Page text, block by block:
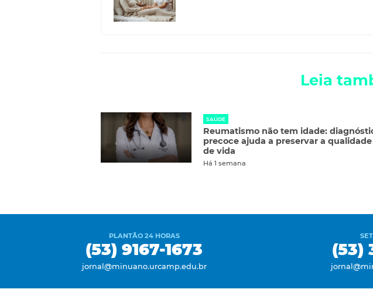
Leia
SAÚDE
Reumatismo não tem idade:
precoce ajuda a preservar a qualidade
de vida
Há 1 semana
PLANTÃO 24 HORAS
(53) 9167-1673
jornal@minuano.urcamp.edu.br
(53)